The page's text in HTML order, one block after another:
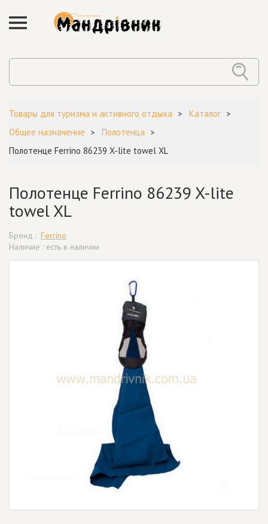
Товары для туризма и активного отдыха
Каталог
Общее назначение
Полотенца
Полотенце Ferrino 86239 X-lite towel XL
Полотенце Ferrino 86239 X-lite
towel XL
Бренд : Ferrino
Наличие : есть в наличии